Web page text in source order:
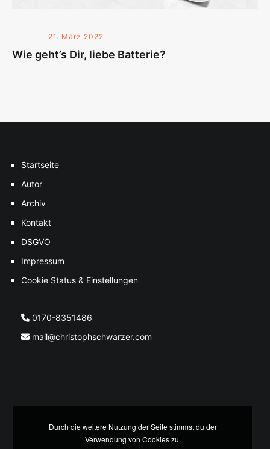
21. März 2022
Wie geht’s Dir, liebe Batterie?
Startseite
Autor
Archiv
Kontakt
DSGVO
Impressum
Cookie Status & Einstellungen
0170-8351486
mail@christophschwarzer.com
Durch die weitere Nutzung der Seite stimmst du der
Verwendung von Cookies zu.